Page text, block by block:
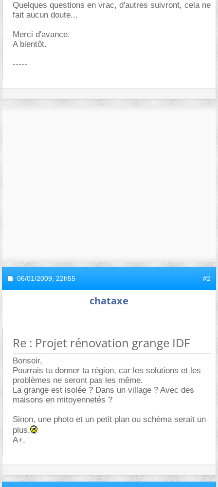
Quelques questions en vrac, d'autres suivront, cela ne
fait aucun doute...
Merci d'avance.
A bientôt.
-----
06/01/2009, 22h55 #2
chataxe
Re : Projet rénovation grange IDF
Bonsoir,
Pourrais tu donner ta région, car les solutions et les
problèmes ne seront pas les même.
La grange est isolée ? Dans un village ? Avec des
maisons en mitoyennetés ?
Sinon, une photo et un petit plan ou schéma serait un
plus.
A+,